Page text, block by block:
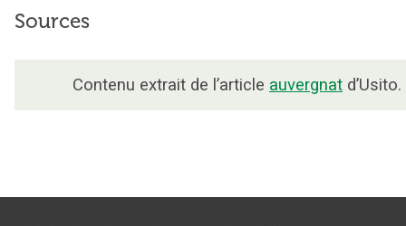
Sources
Contenu extrait de l’article auvergnat d’Usito.